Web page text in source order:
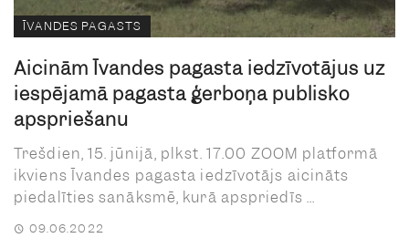
ĪVANDES PAGASTS
Aicinām Īvandes pagasta iedzīvotājus uz
iespējamā pagasta ģerboņa publisko
apspriešanu
Trešdien, 15. jūnijā, plkst. 17.00 ZOOM platformā
ikviens Īvandes pagasta iedzīvotājs aicināts
piedalīties sanāksmē, kurā apspriedīs ...
09.06.2022